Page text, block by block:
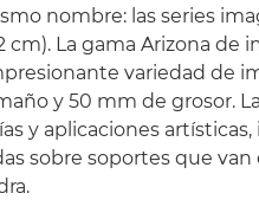
nombre: las series
cm). La gama Arizona de
variedad de
y 50 mm de grosor.
y aplicaciones
sobre soportes que van